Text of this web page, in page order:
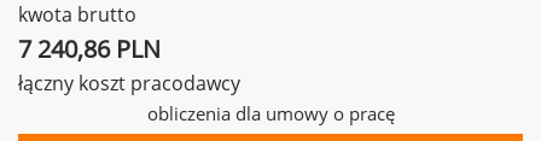
kwota brutto
7 240,86 PLN
łączny koszt pracodawcy
obliczenia dla umowy o pracę